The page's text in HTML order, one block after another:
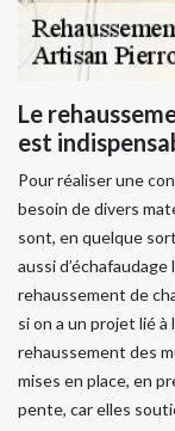
Le
est
Pour réaliser une
besoin de divers
sont, en quelque
aussi
rehaussement de
si on a un projet lié
rehaussement des
mises en place, en
pente, car elles